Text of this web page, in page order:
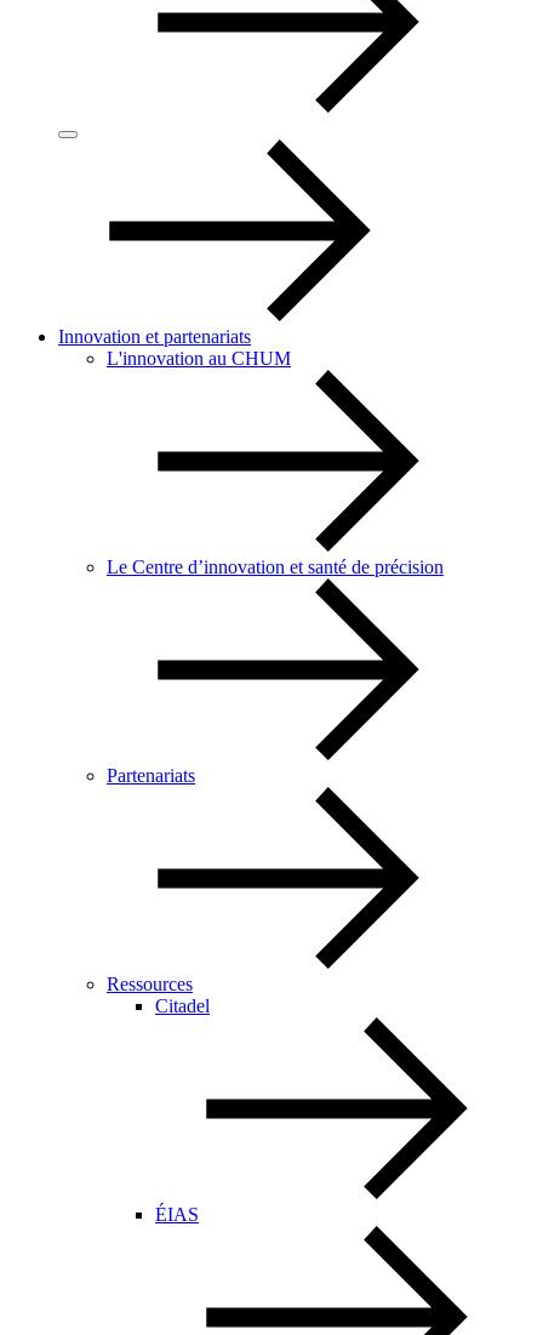
Innovation et partenariats
L'innovation au CHUM
Le Centre d’innovation et santé de précision
Partenariats
Ressources
Citadel
ÉIAS